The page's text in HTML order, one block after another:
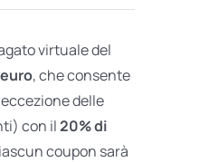
virtuale del
, che consente
delle
con il20% di
coupon sarà